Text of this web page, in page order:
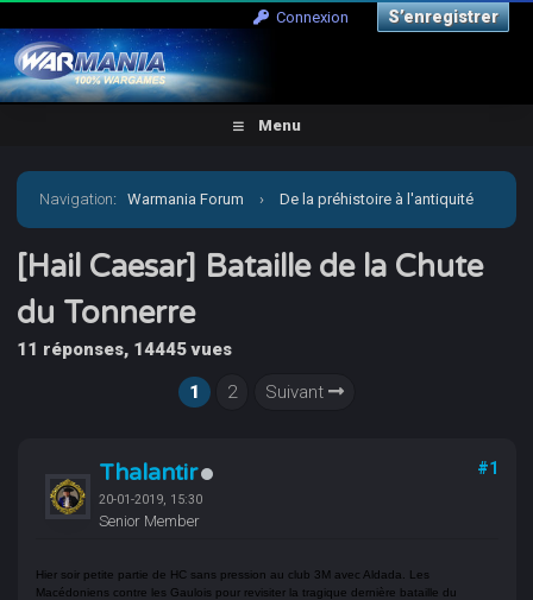
Connexion S’enregistrer
Menu
Navigation:Warmania Forum › De la préhistoire à l'antiquité
› Antiquité-Historique › [Hail Caesar] Bataille de la
Chute du Tonnerre
[Hail Caesar] Bataille de la Chute
du Tonnerre
11 réponses, 14445 vues
1
2 Suivant
Thalantir
20-01-2019, 15:30
Senior Member
#1
Hier soir petite partie de HC sans pression au club 3M avec Aldada. Les
Macédoniens contre les Gaulois pour revisiter la tragique dernière bataille du